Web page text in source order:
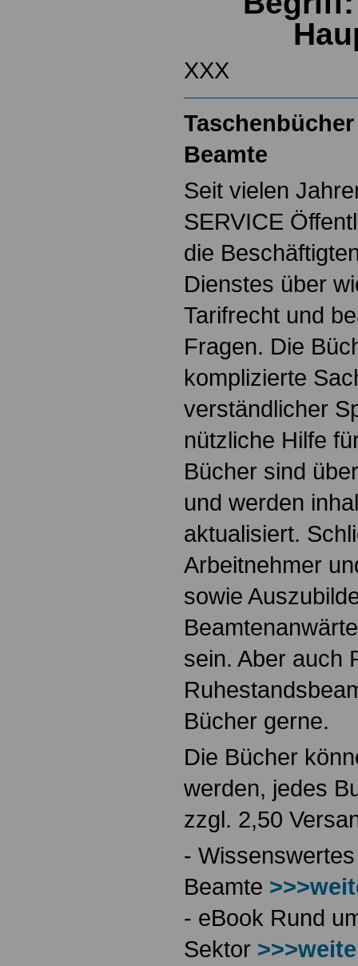
XXX
Beamte
Seit vielen
SERVICE
die
Dienstes über
Tarifrecht und
Fragen. Die
komplizierte
verständlicher
nützliche Hilfe
Bücher sind
und werden
aktualisiert.
Arbeitnehmer
sowie
sein. Aber auch
Bücher gerne.
Die Bücher
werden, jedes
zzgl. 2,50
-
Beamte
- eBook Rund
Sektor